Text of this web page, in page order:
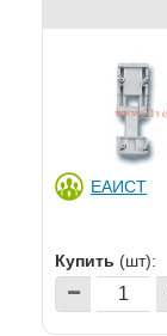
ЕАИСТ
Купить (шт):